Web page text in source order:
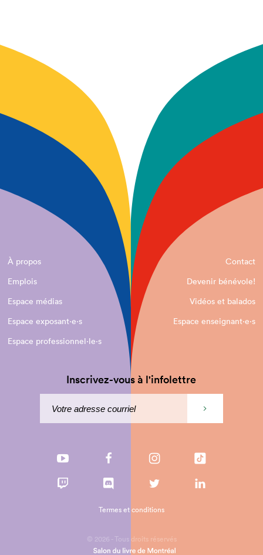
À propos
Contact
Emplois
Devenir bénévole!
Espace médias
Vidéos et balados
Espace exposant·e⋅s
Espace enseignant·e⋅s
Espace professionnel·le⋅s
Inscrivez-vous à l'infolettre
© 2026 - Tous droits réservés
Termes et conditions